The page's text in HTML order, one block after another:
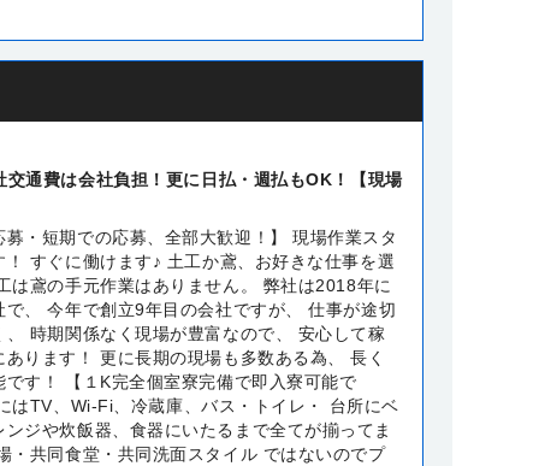
通費は会社負担！更に日払・週払もOK！【現場
募・短期での応募、全部大歓迎！】 現場作業スタ
！ すぐに働けます♪ 土工か鳶、お好きな仕事を選
は鳶の手元作業はありません。 弊社は2018年に
で、 今年で創立9年目の会社ですが、 仕事が途切
、 時期関係なく現場が豊富なので、 安心して稼
ります！ 更に長期の現場も多数ある為、 長く
です！ 【１K完全個室寮完備で即入寮可能で
はTV、Wi-Fi、冷蔵庫、バス・トイレ・ 台所にベ
ジや ​炊飯器、食器にいたるまで全てが揃ってま
・共同食堂・共同洗面スタイル ではないので​プ